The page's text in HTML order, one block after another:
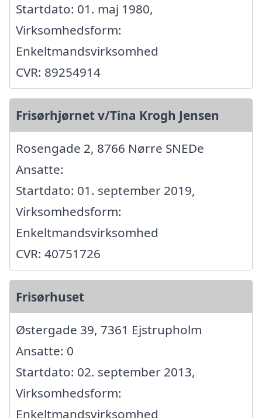
Startdato: 01. maj 1980,
Virksomhedsform:
Enkeltmandsvirksomhed
CVR: 89254914
Frisørhjørnet v/Tina Krogh Jensen
Rosengade 2, 8766 Nørre SNEDe
Ansatte:
Startdato: 01. september 2019,
Virksomhedsform:
Enkeltmandsvirksomhed
CVR: 40751726
Frisørhuset
Østergade 39, 7361 Ejstrupholm
Ansatte: 0
Startdato: 02. september 2013,
Virksomhedsform:
Enkeltmandsvirksomhed